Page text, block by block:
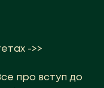
->>
про вступ до